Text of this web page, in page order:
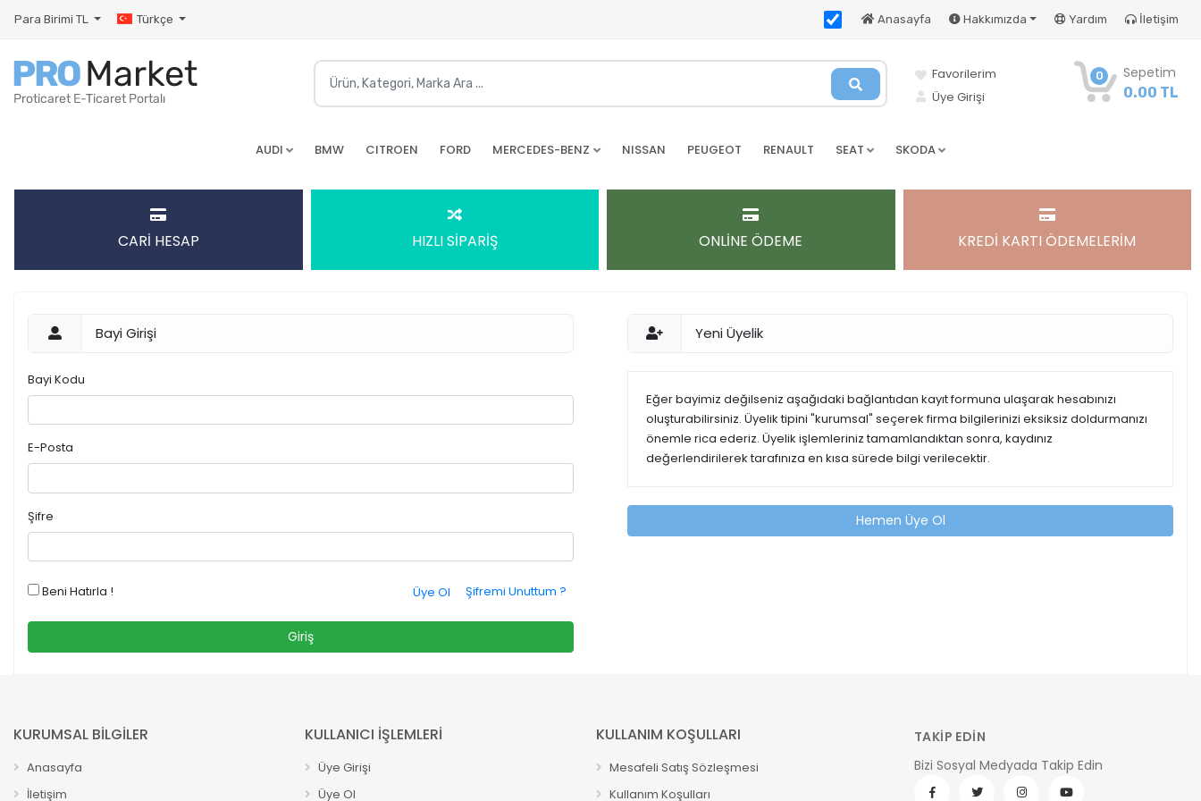
Para Birimi TL Türkçe Anasayfa Hakkımızda Yardım İletişim
0 Sepetim
0.00 TL
Favorilerim
Üye Girişi
AUDI BMW CITROEN FORD MERCEDES-BENZ NISSAN PEUGEOT RENAULT SEAT SKODA
CARİ HESAP HIZLI SİPARİŞ ONLİNE ÖDEME KREDİ KARTI ÖDEMELERİM
Bayi Girişi
Bayi Kodu
E-Posta
Şifre
Beni Hatırla ! Şifremi Unuttum ?
Üye Ol
Giriş
Yeni Üyelik
Eğer bayimiz değilseniz aşağıdaki bağlantıdan kayıt formuna ulaşarak hesabınızı
oluşturabilirsiniz. Üyelik tipini "kurumsal" seçerek firma bilgilerinizi eksiksiz doldurmanızı
önemle rica ederiz. Üyelik işlemleriniz tamamlandıktan sonra, kaydınız
değerlendirilerek tarafınıza en kısa sürede bilgi verilecektir.
Hemen Üye Ol
KURUMSAL BİLGİLER
Anasayfa
İletişim
KULLANICI İŞLEMLERİ
Üye Girişi
Üye Ol
KULLANIM KOŞULLARI
Mesafeli Satış Sözleşmesi
Kullanım Koşulları
TAKİP EDİN
Bizi Sosyal Medyada Takip Edin